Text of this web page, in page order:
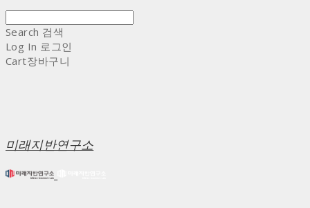
Search 검색
Log In 로그인
Cart장바구니
미래지반연구소